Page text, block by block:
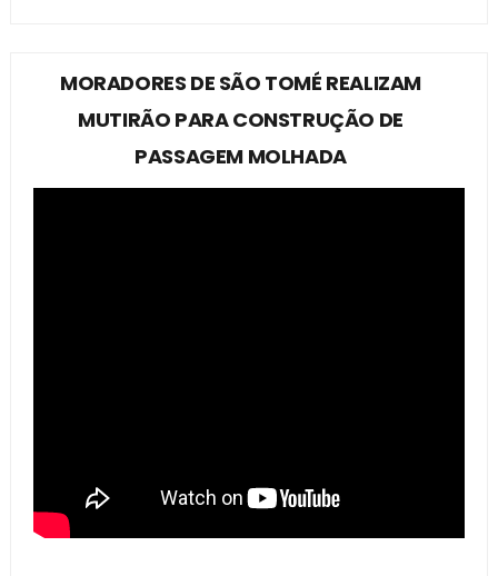
MORADORES DE SÃO TOMÉ REALIZAM
MUTIRÃO PARA CONSTRUÇÃO DE
PASSAGEM MOLHADA